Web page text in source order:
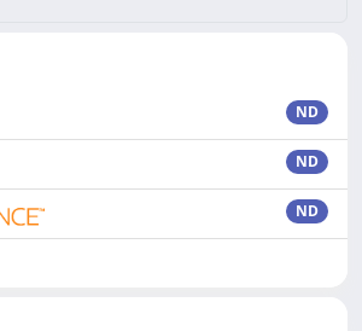
ND
ND
ND